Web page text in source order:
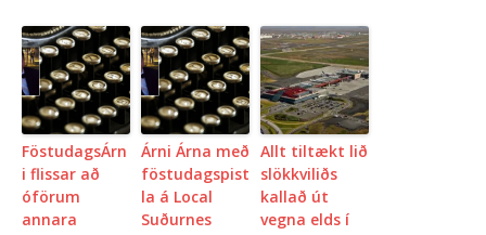
FöstudagsÁrn
i flissar að
óförum
annara
Árni Árna með
föstudagspist
la á Local
Suðurnes
Allt tiltækt lið
slökkviliðs
kallað út
vegna elds í